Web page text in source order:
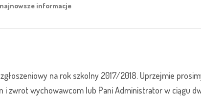
najnowsze informacje
na rok szkolny 2017/2018. Uprzejmie
i zwrot wychowawcom lub Pani Administrator w ciągu